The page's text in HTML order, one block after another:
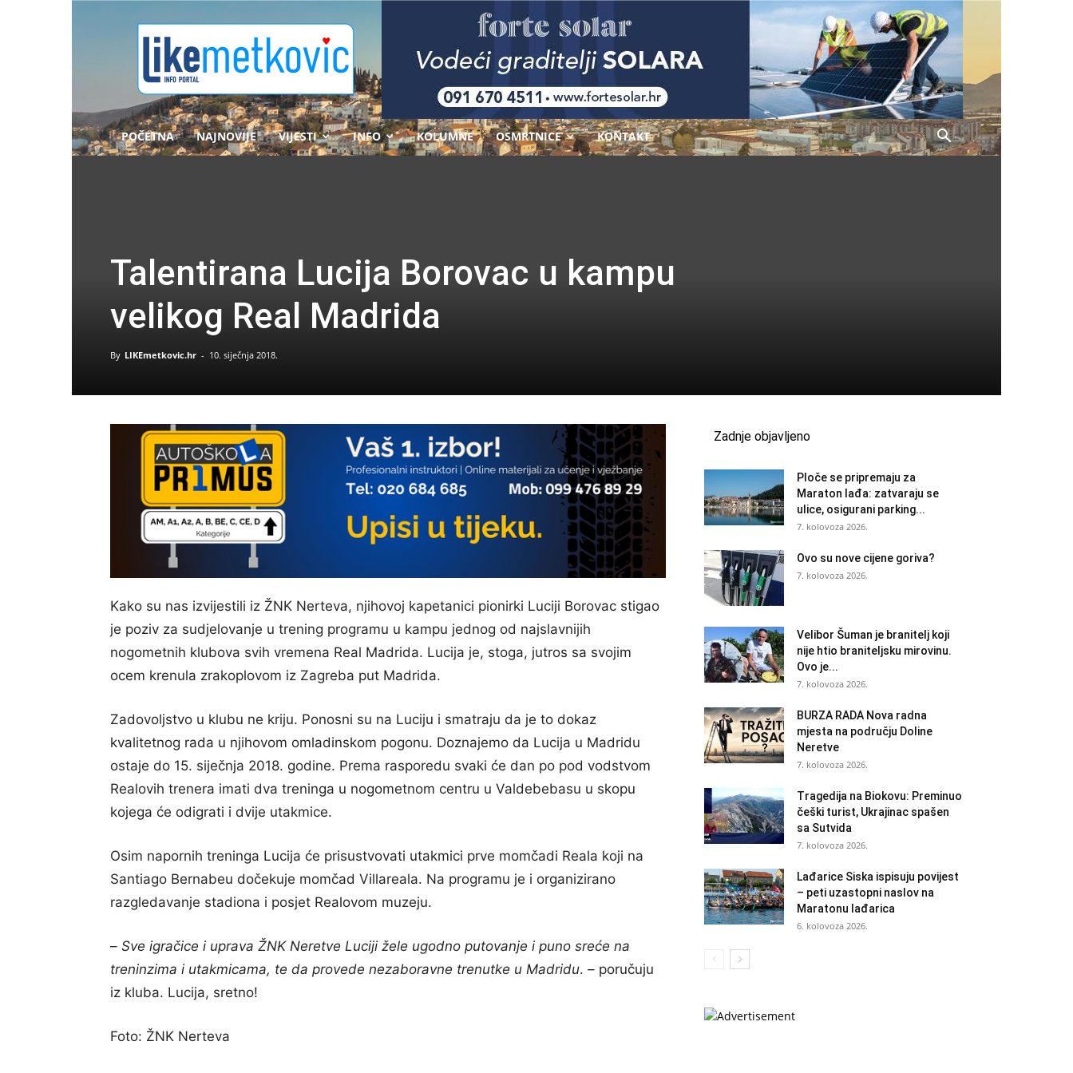
POČETNA NAJNOVIJE VIJESTI INFO KOLUMNE OSMRTNICE KONTAKT
Talentirana Lucija Borovac u kampu
velikog Real Madrida
By LIKEmetkovic.hr - 10. siječnja 2018.
Kako su nas izvijestili iz ŽNK Nerteva, njihovoj kapetanici pionirki Luciji Borovac stigao
je poziv za sudjelovanje u trening programu u kampu jednog od najslavnijih
nogometnih klubova svih vremena Real Madrida. Lucija je, stoga, jutros sa svojim
ocem krenula zrakoplovom iz Zagreba put Madrida.
Zadovoljstvo u klubu ne kriju. Ponosni su na Luciju i smatraju da je to dokaz
kvalitetnog rada u njihovom omladinskom pogonu. Doznajemo da Lucija u Madridu
ostaje do 15. siječnja 2018. godine. Prema rasporedu svaki će dan po pod vodstvom
Realovih trenera imati dva treninga u nogometnom centru u Valdebebasu u skopu
kojega će odigrati i dvije utakmice.
Osim napornih treninga Lucija će prisustvovati utakmici prve momčadi Reala koji na
Santiago Bernabeu dočekuje momčad Villareala. Na programu je i organizirano
razgledavanje stadiona i posjet Realovom muzeju.
– Sve igračice i uprava ŽNK Neretve Luciji žele ugodno putovanje i puno sreće na
treninzima i utakmicama, te da provede nezaboravne trenutke u Madridu. – poručuju
iz kluba. Lucija, sretno!
Foto: ŽNK Nerteva
Zadnje objavljeno
Ploče se pripremaju za
Maraton lađa: zatvaraju se
ulice, osigurani parking...
7. kolovoza 2026.
Ovo su nove cijene goriva?
7. kolovoza 2026.
Velibor Šuman je branitelj koji
nije htio braniteljsku mirovinu.
Ovo je...
7. kolovoza 2026.
BURZA RADA Nova radna
mjesta na području Doline
Neretve
7. kolovoza 2026.
Tragedija na Biokovu: Preminuo
češki turist, Ukrajinac spašen
sa Sutvida
7. kolovoza 2026.
Lađarice Siska ispisuju povijest
– peti uzastopni naslov na
Maratonu lađarica
6. kolovoza 2026.